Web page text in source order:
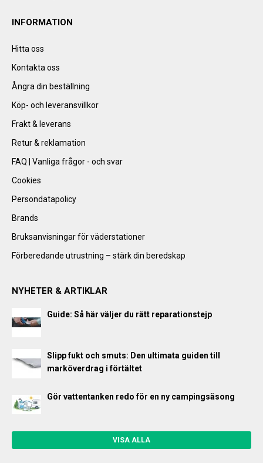
INFORMATION
Hitta oss
Kontakta oss
Ångra din beställning
Köp- och leveransvillkor
Frakt & leverans
Retur & reklamation
FAQ | Vanliga frågor - och svar
Cookies
Persondatapolicy
Brands
Bruksanvisningar för väderstationer
Förberedande utrustning – stärk din beredskap
NYHETER & ARTIKLAR
Guide: Så här väljer du rätt reparationstejp
Slipp fukt och smuts: Den ultimata guiden till
marköverdrag i förtältet
Gör vattentanken redo för en ny campingsäsong
VISA ALLA